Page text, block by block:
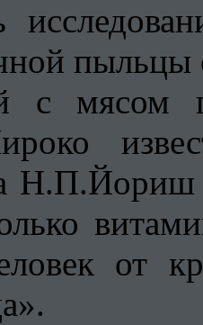
пыльцы
с мясом
от